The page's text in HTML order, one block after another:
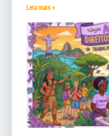
Leia mais »